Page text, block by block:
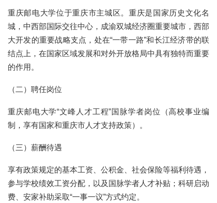
重庆邮电大学位于重庆市主城区。重庆是国家历史文化名
城，中西部国际交往中心，成渝双城经济圈重要城市，西部
大开发的重要战略支点，处在“一带一路”和长江经济带的联
结点上，在国家区域发展和对外开放格局中具有独特而重要
的作用。
（二）聘任岗位
重庆邮电大学“文峰人才工程”国脉学者岗位（高校事业编
制，享有国家和重庆市人才支持政策）。
（三）薪酬待遇
享有政策规定的基本工资、公积金、社会保险等福利待遇，
参与学校绩效工资分配，以及国脉学者人才补贴；科研启动
费、安家补助采取“一事一议”方式约定。